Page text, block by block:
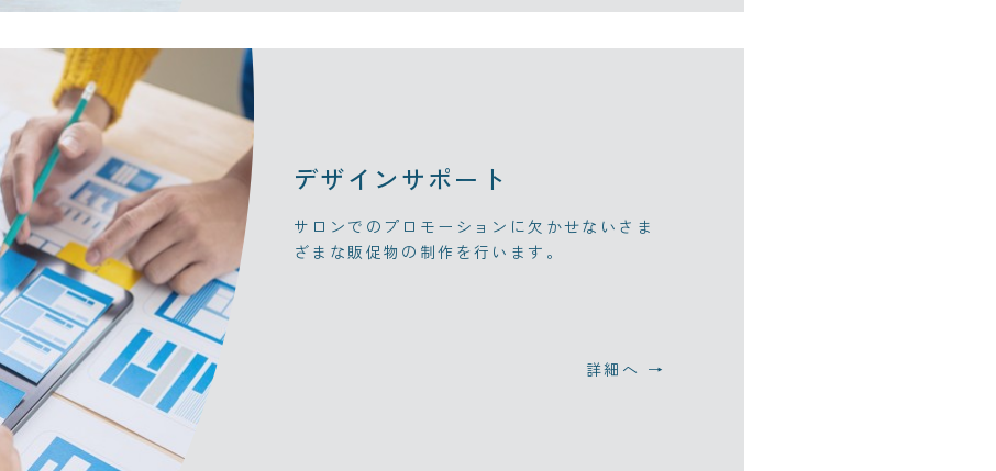
デザインサポート
サロンでのプロモーションに欠かせないさま
ざまな販促物の制作を行います。
詳細へ →